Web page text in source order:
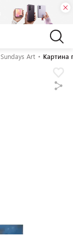
Sundays Art Картина